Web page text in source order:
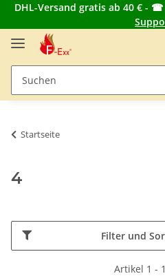
DHL-Versand gratis ab 40 € - ☎
Startseite
4
Filter und
Artikel 1 -